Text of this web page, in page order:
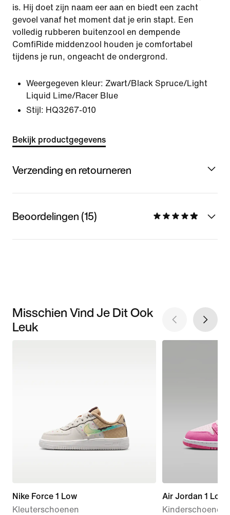
is. Hij doet zijn naam eer aan en biedt een zacht
gevoel vanaf het moment dat je erin stapt. Een
volledig rubberen buitenzool en dempende
ComfiRide middenzool houden je comfortabel
tijdens je run, ongeacht de ondergrond.
Weergegeven kleur: Zwart/Black Spruce/Light
Liquid Lime/Racer Blue
Stijl: HQ3267-010
Bekijk productgegevens
Verzending en retourneren
Beoordelingen (15)
Misschien Vind Je Dit Ook
Leuk
Nike Force 1 Low
Kleuterschoenen
Air Jordan 1 Low
Kinderschoenen